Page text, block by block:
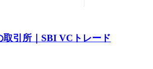
引所｜SBI VCトレード